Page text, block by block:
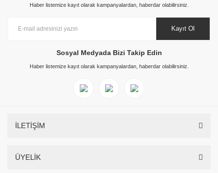
Haber listemize kayıt olarak kampanyalardan, haberdar olabilirsiniz.
Kayıt Ol
Sosyal Medyada Bizi Takip Edin
Haber listemize kayıt olarak kampanyalardan, haberdar olabilirsiniz.
İLETİŞİM
ÜYELİK